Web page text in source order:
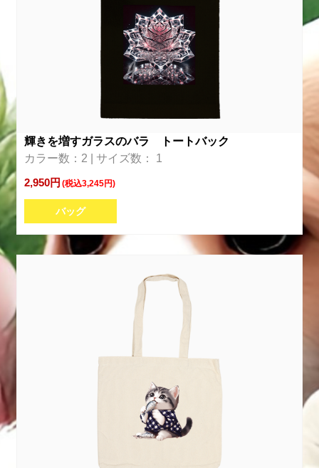
輝きを増すガラスのバラ トートバック
カラー数：2 | サイズ数： 1
2,950円 (税込3,245円)
バッグ